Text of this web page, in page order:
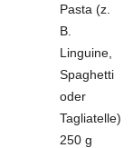
Pasta (z.
B.
Linguine,
Spaghetti
oder
Tagliatelle)
250 g